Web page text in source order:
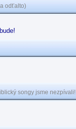
odťalto)
songy jsme nezpívali!